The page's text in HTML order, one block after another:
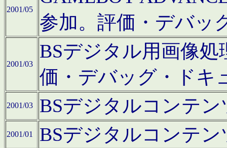
2001/05
参加。評価・デバッ
2001/03
BSデジタル用画像
価・デバッグ・ドキ
2001/03 BSデジタルコンテ
2001/01 BSデジタルコンテ